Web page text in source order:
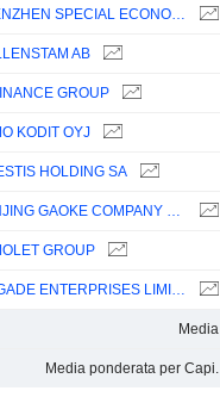
SHENZHEN SPECIAL ECONOMIC ZONE REAL ESTATE & PROPERTIES (GROUP) CO., LTD.
AB
GROUP
KODIT OYJ
HOLDING SA
NANJING GAOKE COMPANY LIMITED
GROUP
BRIGADE ENTERPRISES LIMITED
Media
Media ponderata per Capi.